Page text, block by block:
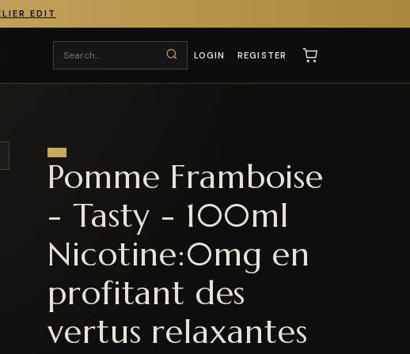
EDIT
LOGIN REGISTER
Pomme Framboise
- Tasty - 100ml
Nicotine:0mg en
profitant des
vertus relaxantes